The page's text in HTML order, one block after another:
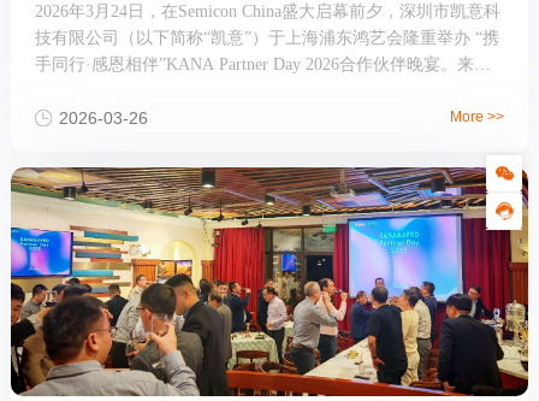
2026年3月24日，在Semicon China盛大启幕前夕，深圳市凯意科
技有限公司（以下简称“凯意”）于上海浦东鸿艺会隆重举办 “携
手同行·感恩相伴”KANA Partner Day 2026合作伙伴晚宴。来自
谊、共话未来。
2026-03-26 More >>